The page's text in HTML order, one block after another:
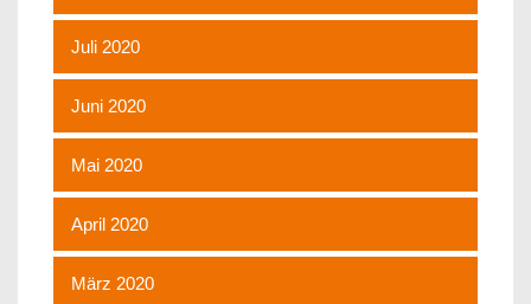
Juli 2020
Juni 2020
Mai 2020
April 2020
März 2020